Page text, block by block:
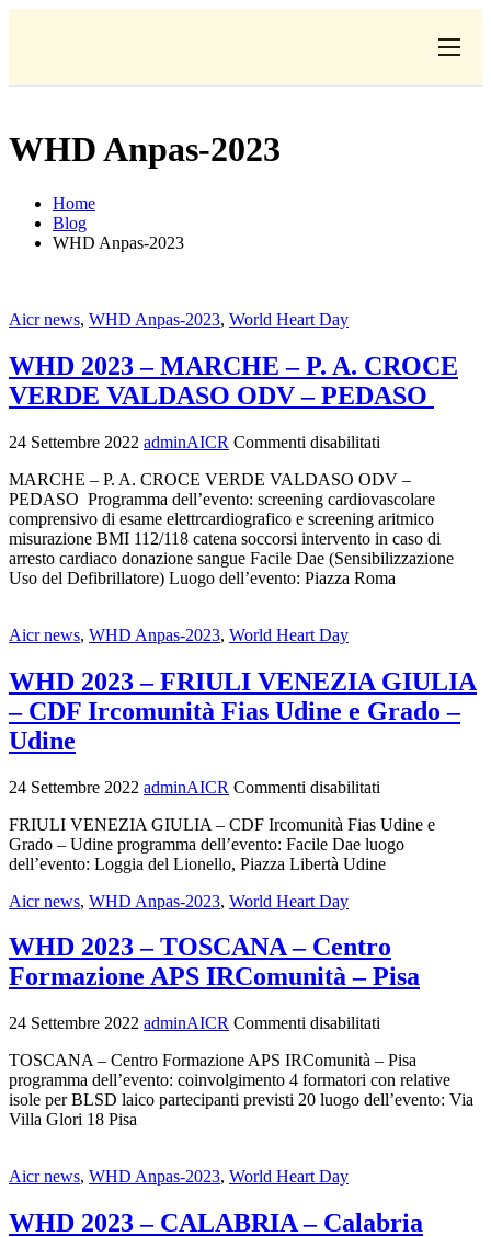
CHI
FORMAZIONE
NEWS
WHD Anpas-2023
Home
Blog
WHD Anpas-2023
Aicr news, WHD Anpas-2023, World Heart Day
WHD 2023 – MARCHE – P. A. CROCE
VERDE VALDASO ODV – PEDASO
24 Settembre 2022 adminAICR Commenti disabilitati
MARCHE – P. A. CROCE VERDE VALDASO ODV –
PEDASO Programma dell’evento: screening cardiovascolare
comprensivo di esame elettrcardiografico e screening aritmico
misurazione BMI 112/118 catena soccorsi intervento in caso di
arresto cardiaco donazione sangue Facile Dae (Sensibilizzazione
Uso del Defibrillatore) Luogo dell’evento: Piazza Roma
Aicr news, WHD Anpas-2023, World Heart Day
WHD 2023 – FRIULI VENEZIA GIULIA
– CDF Ircomunità Fias Udine e Grado –
Udine
24 Settembre 2022 adminAICR Commenti disabilitati
FRIULI VENEZIA GIULIA – CDF Ircomunità Fias Udine e
Grado – Udine programma dell’evento: Facile Dae luogo
dell’evento: Loggia del Lionello, Piazza Libertà Udine
Aicr news, WHD Anpas-2023, World Heart Day
WHD 2023 – TOSCANA – Centro
Formazione APS IRComunità – Pisa
24 Settembre 2022 adminAICR Commenti disabilitati
TOSCANA – Centro Formazione APS IRComunità – Pisa
programma dell’evento: coinvolgimento 4 formatori con relative
isole per BLSD laico partecipanti previsti 20 luogo dell’evento: Via
Villa Glori 18 Pisa
Aicr news, WHD Anpas-2023, World Heart Day
WHD 2023 – CALABRIA – Calabria